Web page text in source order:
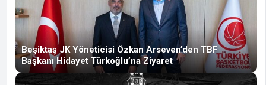
Beşiktaş JK Yöneticisi Özkan Arseven’den TBF
Başkanı Hidayet Türkoğlu’na Ziyaret